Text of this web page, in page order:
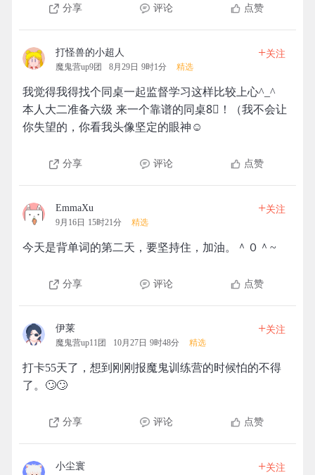
分享 评论 点赞
打怪兽的小超人
魔鬼营up9团 8月29日 9时1分 精选
+关注
我觉得我得找个同桌一起监督学习这样比较上心^_^
本人大二准备六级 来一个靠谱的同桌8⃣️！（我不会让
你失望的，你看我头像坚定的眼神☺️
分享 评论 点赞
EmmaXu
9月16日 15时21分 精选
+关注
今天是背单词的第二天，要坚持住，加油。＾０＾~
分享 评论 点赞
伊莱
魔鬼营up11团 10月27日 9时48分 精选
+关注
打卡55天了，想到刚刚报魔鬼训练营的时候怕的不得
了。🙄🙄
分享 评论 点赞
小尘寰 +关注